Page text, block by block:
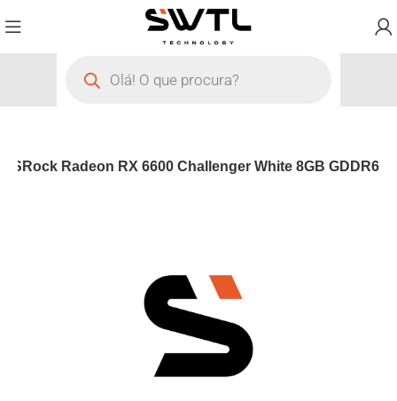
Radeon RX 6600 Challenger White 8GB GDDR6